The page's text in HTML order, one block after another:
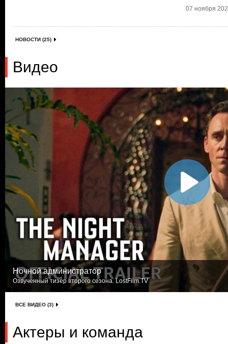
07 ноября
НОВОСТИ (25)
Видео
Ночной администратор
Озвученный тизер второго сезона. LostFilm.TV
ВСЕ ВИДЕО (3)
Актеры и команда